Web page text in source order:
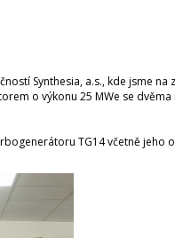
Synthesia, a.s., kde jsme
o výkonu 25 MWe se
TG14 včetně